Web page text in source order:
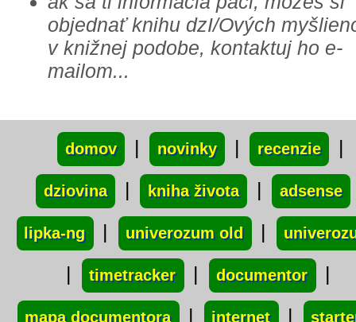
objednať knihu dzI/Ových
v knižnej podobe, kontaktuj ho e-
mailom...
domov | novinky | recenzie |
dziovina | kniha života | adsense
lipka-ng | univerozum old |
| timetracker | documentor |
mapa documentora | internet |